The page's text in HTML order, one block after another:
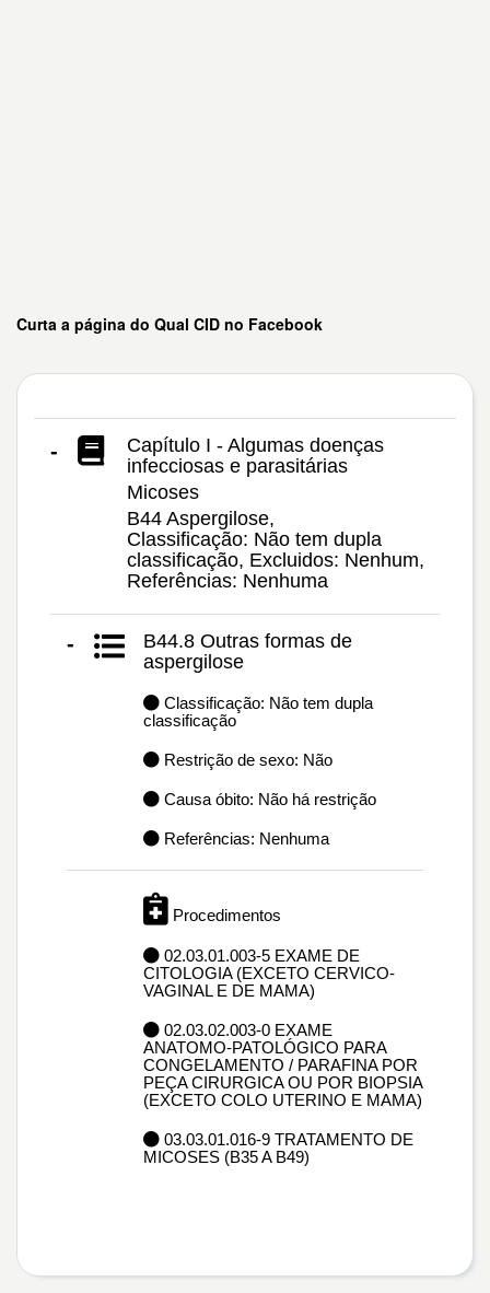
Curta a página do Qual CID no Facebook
-
Capítulo I - Algumas doenças
infecciosas e parasitárias
Micoses
B44 Aspergilose,
Classificação: Não tem dupla
classificação, Excluidos: Nenhum,
Referências: Nenhuma
-
B44.8 Outras formas de
aspergilose
Classificação: Não tem dupla
classificação
Restrição de sexo: Não
Causa óbito: Não há restrição
Referências: Nenhuma
Procedimentos
02.03.01.003-5 EXAME DE
CITOLOGIA (EXCETO CERVICO-
VAGINAL E DE MAMA)
02.03.02.003-0 EXAME
ANATOMO-PATOLÓGICO PARA
CONGELAMENTO / PARAFINA POR
PEÇA CIRURGICA OU POR BIOPSIA
(EXCETO COLO UTERINO E MAMA)
03.03.01.016-9 TRATAMENTO DE
MICOSES (B35 A B49)